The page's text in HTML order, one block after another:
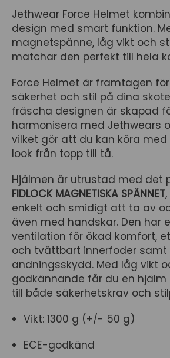
Jethwear Force Helmet
design med smart funktion.
magnetspänne, låg vikt och
matchar den perfekt till hela
Force Helmet är framtagen
säkerhet och stil på dina
fräscha designen är skapad
harmonisera med Jethwears
vilket gör att du kan köra
look från topp till tå.
Hjälmen är utrustad med det
FIDLOCK MAGNETISKA SPÄNNET
enkelt och smidigt att ta av
även med handskar. Den har
ventilation för ökad komfort,
och tvättbart innerfoder
andningsskydd. Med låg vikt
godkännande får du en hjälm
till både säkerhetskrav och
Vikt: 1300 g (+/- 50 g)
ECE-godkänd